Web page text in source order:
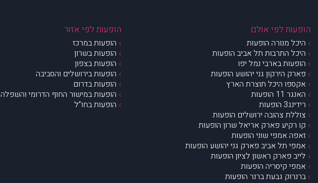
הופעות לפי אולם
היכל מנורה הופעות
היכל התרבות תל אביב הופעות
הופעות בארבי נמל יפו
פארק הירקון גני יהושע הופעות
אקספו היכל תוצרת הארץ
האנגר 11 הופעות
רידינג3 הופעות
צוללת צהובה ירושלים הופעות
קו רקיע פארק אריאל שרון הופעות
זאפה אמפי שוני הופעות
אמפי תל אביב פארק גני יהושע הופעות
לייב פארק ראשון לציון הופעות
אמפי קיסריה הופעות
ברנרוק גבעת ברנר הופעות
הופעות לפי אזור
הופעות במרכז
הופעות בשרון
הופעות בצפון
הופעות בירושלים והסביבה
הופעות בדרום
הופעות במישור החוף הדרומי והשפלה
הופעות בחו”ל